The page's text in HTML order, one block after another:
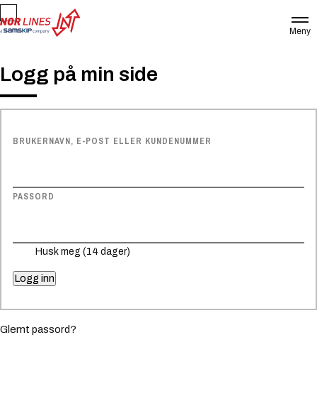
NORWAY
AS
Meny
Logg på min side
BRUKERNAVN, E-POST ELLER KUNDENUMMER
PASSORD
Husk meg (14 dager)
Logg inn
Glemt passord?